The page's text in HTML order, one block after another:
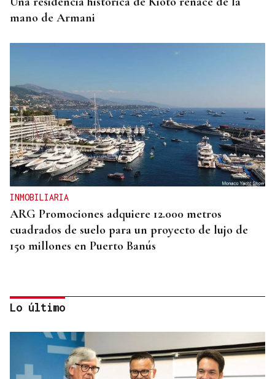
mano de Armani
INMOBILIARIA
ARG Promociones adquiere 12.000 metros
cuadrados de suelo para un proyecto de lujo de
150 millones en Puerto Banús
Lo último